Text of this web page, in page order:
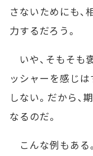
さないためにも、
力するだろう。
いや、そもそも
ッシャーを感じ
しない。だから、
なるのだ。
こんな例もある